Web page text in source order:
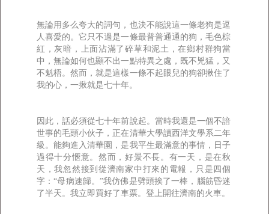
無論用多么夸大的詞句，也決不能說這一條老狗是逗
人喜愛的。它只不過是一條最普普通通的狗，毛色棕
紅，灰暗，上面沾滿了碎草和泥土，在鄉村群狗當
中，無論如何也顯不出一點特異之處，既不兇猛，又
不魁梧。然而，就是這樣一條不起眼兒的狗卻揪住了
我的心，一揪就是七十年。
因此，話必須從七十年前說起。當時我還是一個不諳
世事的毛頭小伙子，正在清華大學讀西洋文學系二年
級。能夠進入清華園，是我平生最滿意的事情，日子
過得十分愜意。然而，好景不長。有一天，是在秋
天，我忽然接到從濟南家中打來的電報，只是四個
字：“母病速歸。”我仿佛是劈頭挨了一棒，腦筋昏迷
了半天。我立即買好了車票。登上開往濟南的火車。